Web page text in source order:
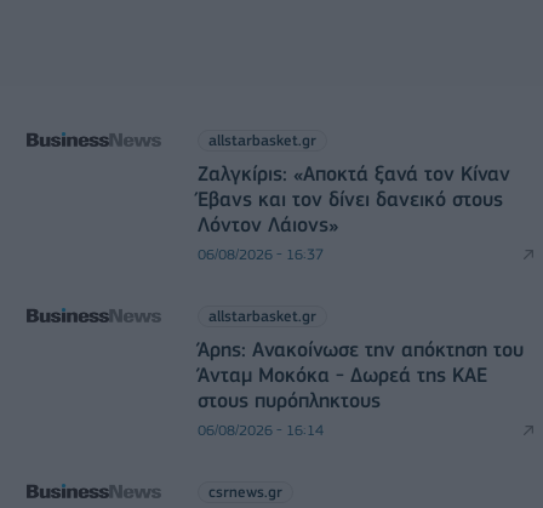
allstarbasket.gr
Ζαλγκίρις: «Αποκτά ξανά τον Κίναν
Έβανς και τον δίνει δανεικό στους
Λόντον Λάιονς»
06/08/2026 - 16:37
allstarbasket.gr
Άρης: Ανακοίνωσε την απόκτηση του
Άνταμ Μοκόκα - Δωρεά της ΚΑΕ
στους πυρόπληκτους
06/08/2026 - 16:14
csrnews.gr